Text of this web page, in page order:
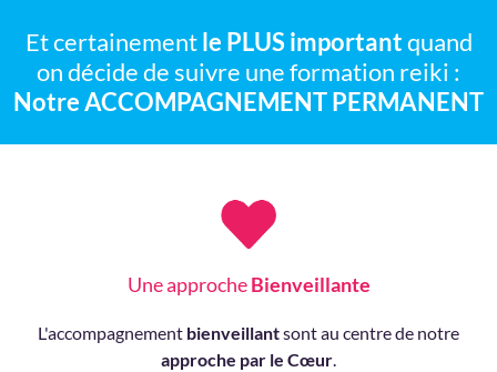
Et certainementle PLUS importantquand
on décide de suivre une formation reiki :
Notre ACCOMPAGNEMENT PERMANENT
Une approcheBienveillante
L'accompagnement bienveillantsont au centre de notre
approche par le Cœur